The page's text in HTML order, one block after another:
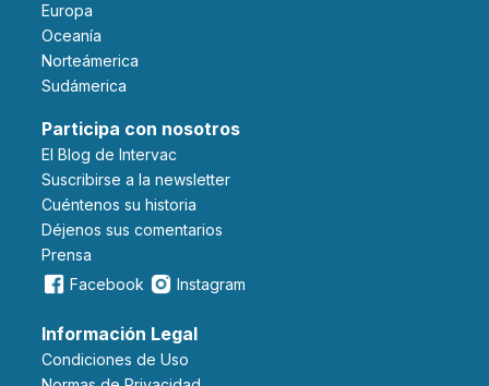
Europa
Oceanía
Norteámerica
Sudámerica
Participa con nosotros
El Blog de Intervac
Suscribirse a la newsletter
Cuéntenos su historia
Déjenos sus comentarios
Prensa
Facebook
Instagram
Información Legal
Condiciones de Uso